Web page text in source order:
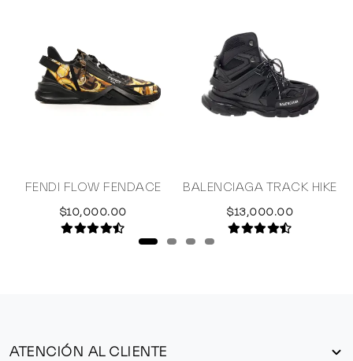
FENDI FLOW FENDACE
$10,000.00
BALENCIAGA TRACK HIKE
$13,000.00
ATENCIÓN AL CLIENTE